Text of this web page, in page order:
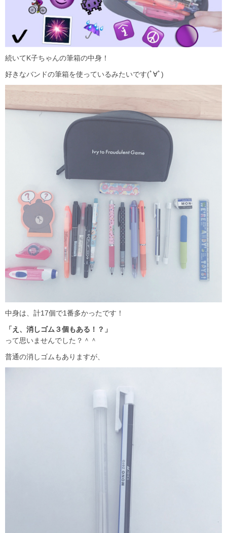
続いてK子ちゃんの筆箱の中身！
好きなバンドの筆箱を使っているみたいです(ﾟ∀ﾟ)
中身は、計17個で1番多かったです！
「え、消しゴム３個もある！？」
って思いませんでした？＾＾
普通の消しゴムもありますが、